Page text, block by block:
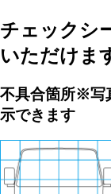
チェックシ
いただけま
不具合箇所※写
示できます